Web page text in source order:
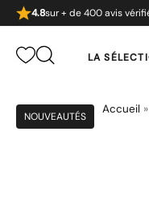
4.8sur + de 400 avis
LA
Accueil »
NOUVEAUTÉS